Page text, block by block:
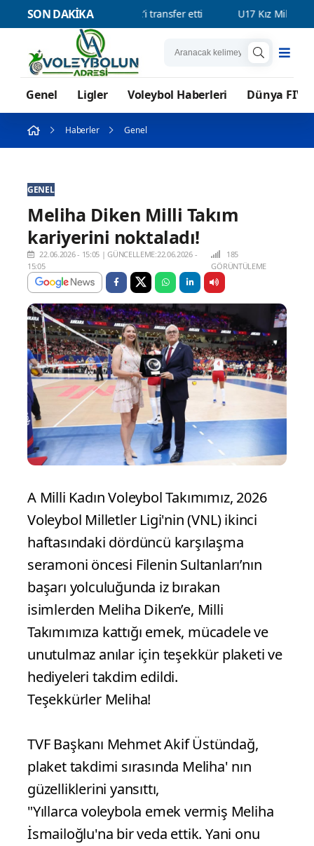
SON DAKİKA
Vanja Ivanovic’i transfer etti U17 Kız Milli Takımımız,
Genel Ligler Voleybol Haberleri Dünya
Haberler Genel
GENEL
Meliha Diken Milli Takım
kariyerini noktaladı!
22.06.2026 - 15:05 |GÜNCELLEME:22.06.2026 -
15:05
185
GÖRÜNTÜLEME
A Milli Kadın Voleybol Takımımız, 2026
Voleybol Milletler Ligi'nin (VNL) ikinci
haftasındaki dördüncü karşılaşma
seramoni öncesi Filenin Sultanları’nın
başarı yolculuğunda iz bırakan
isimlerden Meliha Diken’e, Milli
Takımımıza kattığı emek, mücadele ve
unutulmaz anılar için teşekkür plaketi ve
hediyeleri takdim edildi.
Teşekkürler Meliha!
TVF Başkanı Mehmet Akif Üstündağ,
plaket takdimi sırasında Meliha' nın
güzelliklerini yansıttı,
"Yıllarca voleybola emek vermiş Meliha
İsmailoğlu'na bir veda ettik. Yani onu